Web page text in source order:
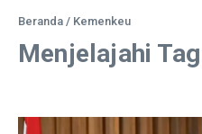
Beranda / Kemenkeu
Menjelajahi